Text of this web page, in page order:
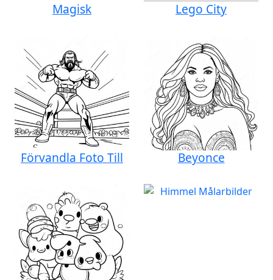
Magisk Lego City
Förvandla Foto Till Beyonce